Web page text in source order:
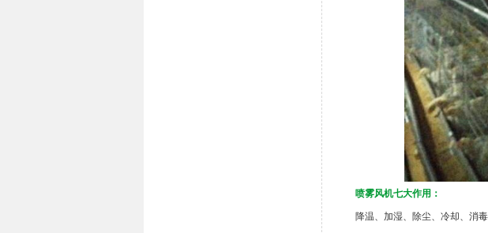
喷雾风机七大作用：
降温、加湿、除尘、冷却、消